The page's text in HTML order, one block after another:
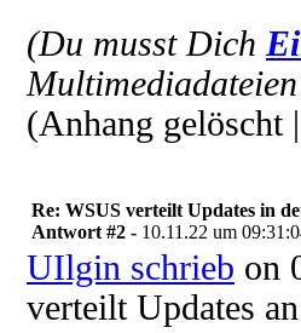
(Du musst Dich
(Anhang gelöscht
Re: WSUS verteilt Updates in
Antwort #2 - 10.11.22 um
UIlgin schrieb on
verteilt Updates